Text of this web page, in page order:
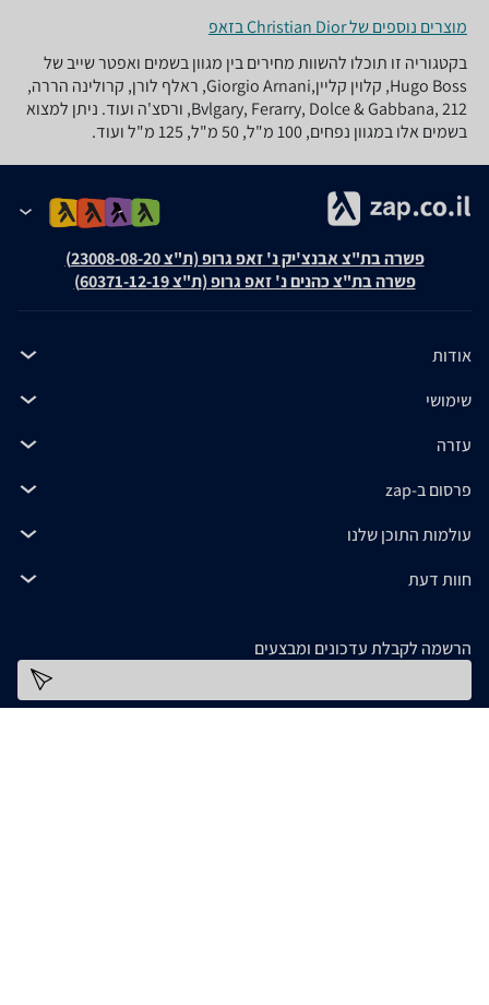
מוצרים נוספים של Christian Dior בזאפ
בקטגוריה זו תוכלו להשוות מחירים בין מגוון בשמים ואפטר שייב של
Hugo Boss, קלוין קליין,Giorgio Arnani, ראלף לורן, קרולינה הררה,
Bvlgary, Ferarry, Dolce & Gabbana, 212, ורסצ'ה ועוד. ניתן למצוא
בשמים אלו במגוון נפחים, 100 מ"ל, 50 מ"ל, 125 מ"ל ועוד.
פשרה בת"צ אבנצ'יק נ' זאפ גרופ (ת"צ 23008-08-20)
פשרה בת"צ כהנים נ' זאפ גרופ (ת"צ 60371-12-19)
אודות
שימושי
עזרה
פרסום ב-zap
עולמות התוכן שלנו
חוות דעת
הרשמה לקבלת עדכונים ומבצעים